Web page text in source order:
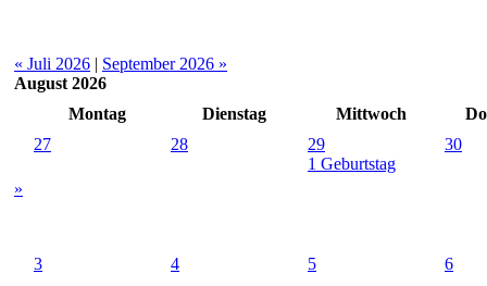
« Juli 2026 | September 2026 »
August 2026
Montag
Dienstag Mittwoch
»
27 28
29
1 Geburtstag
30
3 4 5 6